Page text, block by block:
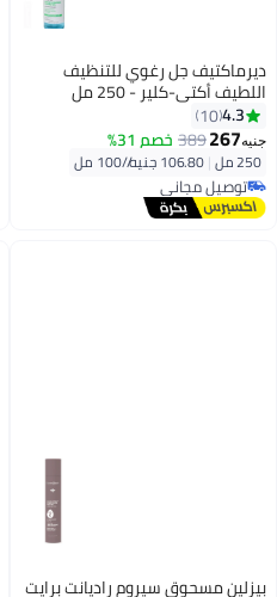
ديرماكتيف جل رغوي للتنظيف
اللطيف أكتي-كلير - 250 مل
4.3
10
جنيه267
389 خصم 31%
250 مل |
توصيل مجاني
توصيل مجاني
بيزلين مسحوق سيروم راديانت برايت